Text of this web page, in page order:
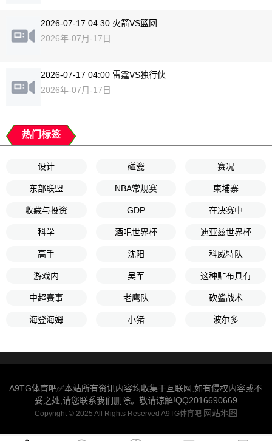
2026-07-17 04:30 火箭VS篮网
2026年-07月-17日
2026-07-17 04:00 雷霆VS独行侠
2026年-07月-17日
热门标签
设计 碰瓷 赛况
东部联盟 NBA常规赛 柬埔寨
收藏与投资 GDP 在决赛中
科学 酒吧世界杯 迪亚兹世界杯
高手 沈阳 科威特队
游戏内 吴军 这种贴布具有
中超赛事 老鹰队 砍鲨战术
海登海姆 小猪 波尔多
A9TG体育吧✅本站所有资讯内容均收集于互联网,如有侵权内容或不
妥之处,请您联系我们删除。敬请谅解!QQ2016690669
Copyright © 2025 All Rights Reserved A9TG体育吧 网站地图